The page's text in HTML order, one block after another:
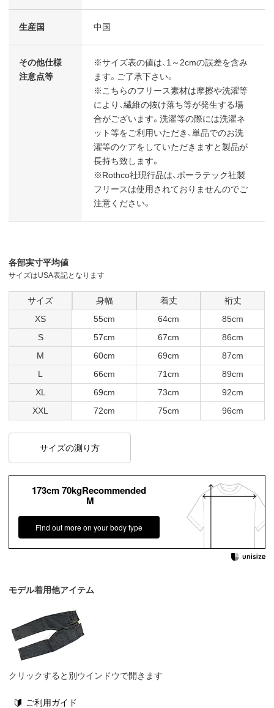
生産国 中国
その他仕様
注意点等
※サイズ表の値は、1～2cmの誤差を含み
ます。ご了承下さい。
※こちらのフリース素材は摩擦や洗濯等
により、繊維の抜け落ち等が発生する場
合がございます。洗濯等の際には洗濯ネ
ット等をご利用いただき、単品でのお洗
濯等のケアをしていただきますと製品が
長持ち致します。
※Rothco社現行品は、ポーラテック社製
フリースは使用されておりませんのでご
注意ください。
各部実寸平均値
サイズはUSA表記となります
サイズ 身幅 着丈
裄丈
XS
55cm 64cm
85cm
S
57cm 67cm
86cm
M
60cm 69cm
87cm
L
66cm 71cm
89cm
XL
69cm 73cm
92cm
XXL
72cm 75cm 96cm
サイズの測り方
173cm 70kgRecommended
M
Find out more on your body type
モデル着用他アイテム
クリックすると別ウインドウで開きます
ご利用ガイド